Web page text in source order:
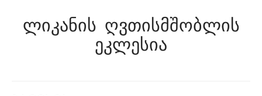
ჩვენს შესახებ
ლიკანის ღვთისმშობლის
ეკლესია